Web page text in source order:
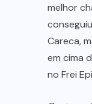
melhor
Careca,
em cima
no Frei